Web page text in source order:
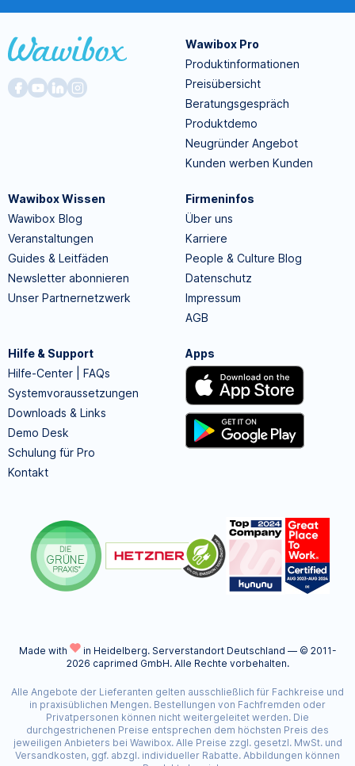
Wawibox Pro
Produktinformationen
Preisübersicht
Beratungsgespräch
Produktdemo
Neugründer Angebot
Kunden werben Kunden
Wawibox Wissen
Wawibox Blog
Veranstaltungen
Guides & Leitfäden
Newsletter abonnieren
Unser Partnernetzwerk
Firmeninfos
Über uns
Karriere
People & Culture Blog
Datenschutz
Impressum
AGB
Hilfe & Support
Hilfe-Center | FAQs
Systemvoraussetzungen
Downloads & Links
Demo Desk
Schulung für Pro
Kontakt
Apps
Made with in Heidelberg. Serverstandort Deutschland — © 2011-
2026 caprimed GmbH. Alle Rechte vorbehalten.
Alle Angebote der Lieferanten gelten ausschließlich für Fachkreise und
in praxisüblichen Mengen. Bestellungen von Fachfremden oder
Privatpersonen können nicht weitergeleitet werden. Die
durchgestrichenen Preise entsprechen dem höchsten Preis des
jeweiligen Anbieters bei Wawibox. Alle Preise zzgl. gesetzl. MwSt. und
Versandkosten, ggf. abzgl. individueller Rabatte. Abbildungen können